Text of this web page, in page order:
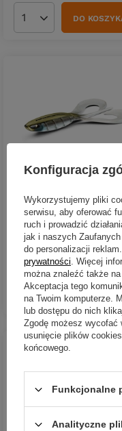
Ilość produktów
DO
Guma Nays TWN 60 | P-
15.24 cm | 34 g
48,90 zł
Kup za: 1613.70PKT
Ilość produktówDO KOSZYKA
Konfiguracja
Wykorzystujemy pliki
serwisu, aby oferować
ruch i prowadzić
jak i naszych
do personalizacji
prywatności . Więcej
można znaleźć także
Akceptacja tego
na Twoim komputerze.
lub dostępu do nich
Zgodę możesz wycofać
usunięcie plików
końcowego.
Funkcjonalne
Analityczne